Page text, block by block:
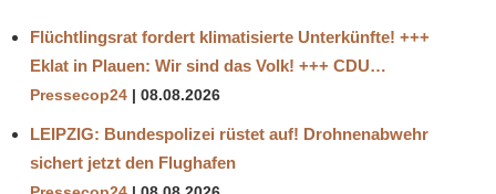
Flüchtlingsrat fordert klimatisierte Unterkünfte! +++
Eklat in Plauen: Wir sind das Volk! +++ CDU…
Pressecop24 08.08.2026
LEIPZIG: Bundespolizei rüstet auf! Drohnenabwehr
sichert jetzt den Flughafen